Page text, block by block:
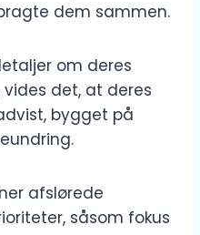
dem sammen.
om deres
det, at deres
bygget på
afslørede
såsom fokus